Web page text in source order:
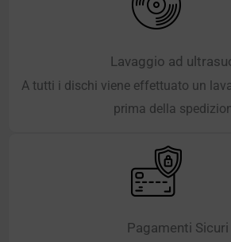
Lavaggio ad
A tutti i dischi viene effettuato un
prima della
Pagamenti Sicuri